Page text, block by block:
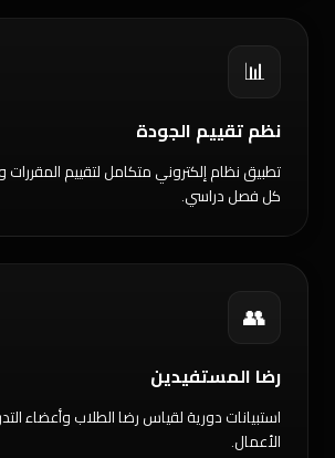
📊
نظم تقييم الجودة
تطبيق نظام إلكتروني متكامل لتقييم المقررات
كل فصل دراسي.
👥
رضا المستفيدين
استبيانات دورية لقياس رضا الطلاب وأعضاء
الأعمال.